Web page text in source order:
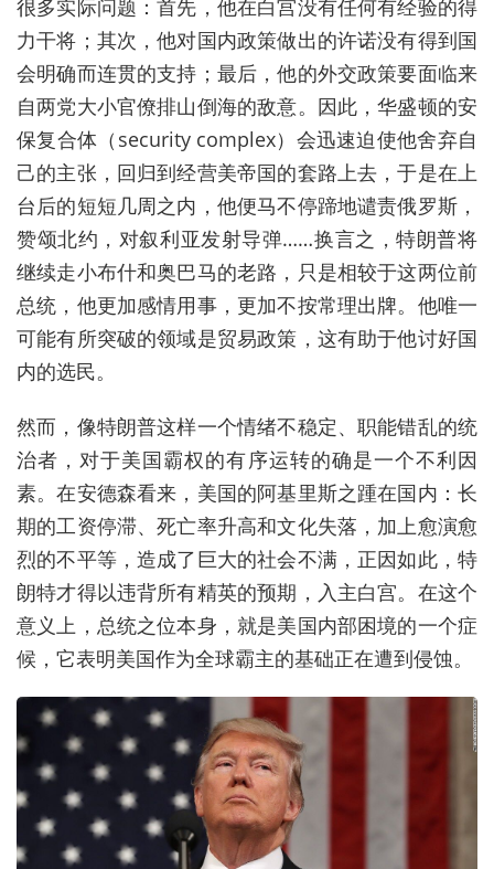
很多实际问题：首先，他在白宫没有任何有经验的得
力干将；其次，他对国内政策做出的许诺没有得到国
会明确而连贯的支持；最后，他的外交政策要面临来
自两党大小官僚排山倒海的敌意。因此，华盛顿的安
保复合体（security complex）会迅速迫使他舍弃自
己的主张，回归到经营美帝国的套路上去，于是在上
台后的短短几周之内，他便马不停蹄地谴责俄罗斯，
赞颂北约，对叙利亚发射导弹……换言之，特朗普将
继续走小布什和奥巴马的老路，只是相较于这两位前
总统，他更加感情用事，更加不按常理出牌。他唯一
可能有所突破的领域是贸易政策，这有助于他讨好国
内的选民。
然而，像特朗普这样一个情绪不稳定、职能错乱的统
治者，对于美国霸权的有序运转的确是一个不利因
素。在安德森看来，美国的阿基里斯之踵在国内：长
期的工资停滞、死亡率升高和文化失落，加上愈演愈
烈的不平等，造成了巨大的社会不满，正因如此，特
朗特才得以违背所有精英的预期，入主白宫。在这个
意义上，总统之位本身，就是美国内部困境的一个症
候，它表明美国作为全球霸主的基础正在遭到侵蚀。